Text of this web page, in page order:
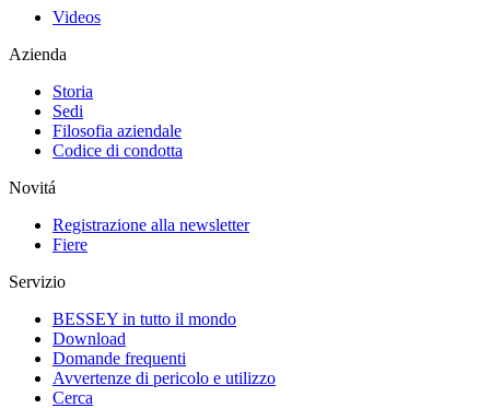
Videos
Azienda
Storia
Sedi
Filosofia aziendale
Codice di condotta
Novitá
Registrazione alla newsletter
Fiere
Servizio
BESSEY in tutto il mondo
Download
Domande frequenti
Avvertenze di pericolo e utilizzo
Cerca